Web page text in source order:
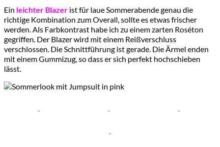
Ein leichter Blazer ist für laue Sommerabende genau die
richtige Kombination zum Overall, sollte es etwas frischer
werden. Als Farbkontrast habe ich zu einem zarten Roséton
gegriffen. Der Blazer wird mit einem Reißverschluss
verschlossen. Die Schnittführung ist gerade. Die Ärmel enden
mit einem Gummizug, so dass er sich perfekt hochschieben
lässt.